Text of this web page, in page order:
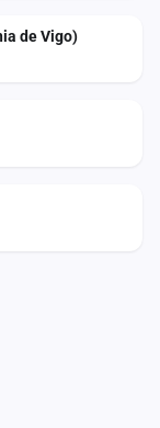
de Vigo)